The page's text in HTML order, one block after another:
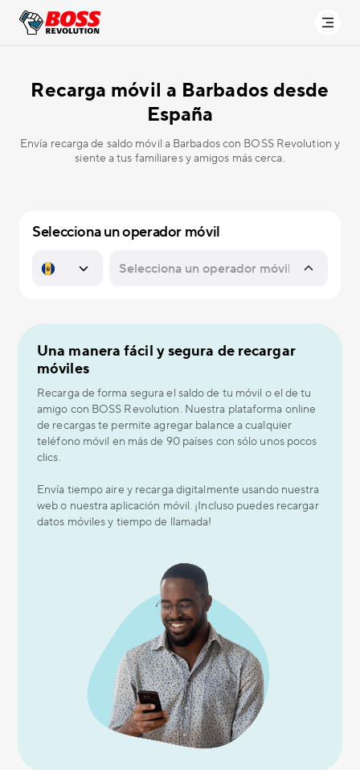
Recarga móvil a Barbados desde
España
Envía recarga de saldo móvil a Barbados con BOSS Revolution y
siente a tus familiares y amigos más cerca.
Selecciona un operador móvil
Una manera fácil y segura de recargar
móviles
Recarga de forma segura el saldo de tu móvil o el de tu
amigo con BOSS Revolution. Nuestra plataforma online
de recargas te permite agregar balance a cualquier
teléfono móvil en más de 90 países con sólo unos pocos
clics.
Envía tiempo aire y recarga digitalmente usando nuestra
web o nuestra aplicación móvil. ¡Incluso puedes recargar
datos móviles y tiempo de llamada!